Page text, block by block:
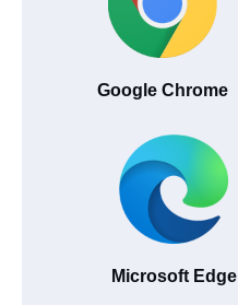
Google Chrome
Microsoft Edge